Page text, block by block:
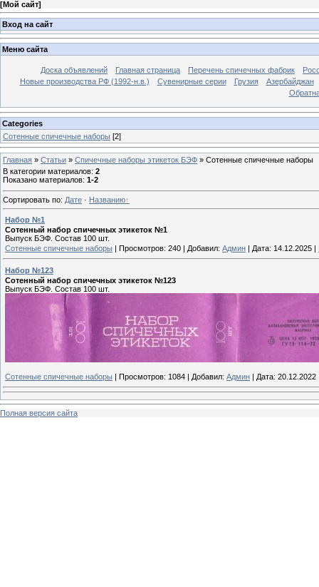
[Мой сайт]
Вход на сайт
Меню сайта
Доска объявлений Главная страница Перечень спичечных фабрик
Новые производства РФ (1992-н.в.)
Сувенирные серии Грузия
Азербайджан
Categories
Сотенные спичечные наборы [2]
Главная » Статьи » Спичечные наборы этикеток БЭФ » Сотенные спичечные наборы
В категории материалов: 2
Показано материалов: 1-2
Сортировать по: Дате · Названию
Набор №1
Сотенный набор спичечных этикеток №1
Выпуск БЭФ. Состав 100 шт.
Сотенные спичечные наборы | Просмотров: 240 | Добавил: Админ | Дата: 14.12.2025 |
Набор №123
Сотенный набор спичечных этикеток №123
Выпуск БЭФ. Состав 100 шт.
Сотенные спичечные наборы | Просмотров: 1084 | Добавил: Админ | Дата: 20.12.2022
Полная версия сайта